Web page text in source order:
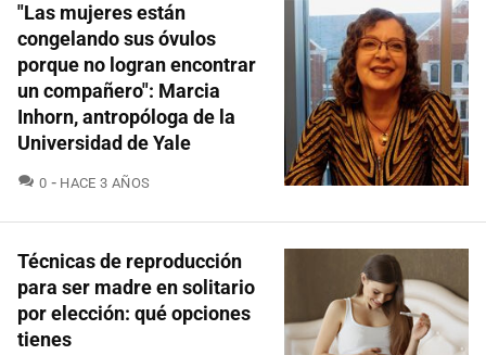
"Las mujeres están
congelando sus óvulos
porque no logran encontrar
un compañero": Marcia
Inhorn, antropóloga de la
Universidad de Yale
0 COMENTARIOS
HACE 3 AÑOS
Técnicas de reproducción
para ser madre en solitario
por elección: qué opciones
tienes